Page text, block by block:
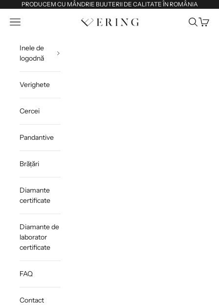
Sari la conținutPRODUCEM CU MÂNDRIE BIJUTERII DE CALITATE ÎN ROMÂNIA
Ering
Deschide meniul de navigare Deschide
Inele de
logodnă
Verighete
Cercei
Pandantive
Brățări
Diamante
certificate
Diamante de
laborator
certificate
FAQ
Contact